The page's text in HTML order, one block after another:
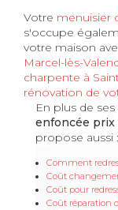
Votre menuisier
s'occupe
votre maison
Marcel-lès-
charpente à
rénovation de
En plus de ses
enfoncée prix
propose aussi :
Comment
Coût
Coût pour
Coût réparation